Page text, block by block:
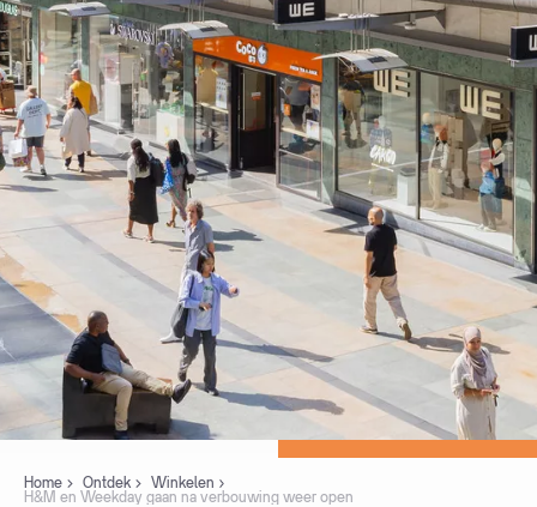
Home Ontdek
Winkelen
H&M en Weekday gaan na verbouwing weer open